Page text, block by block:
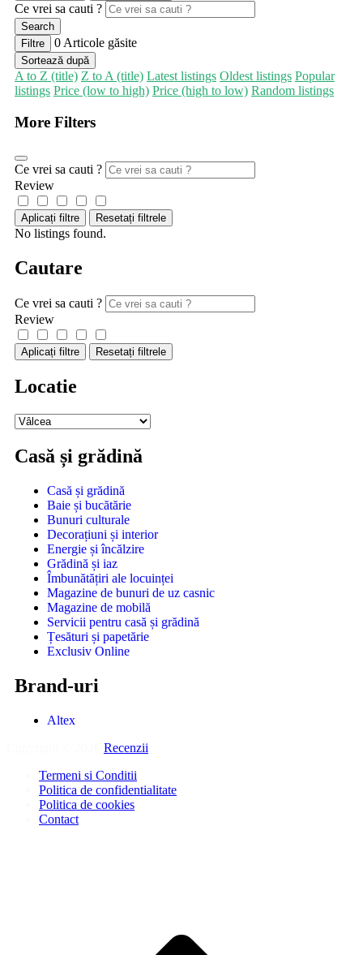
Ce vrei sa cauti ?
Search
Filtre
0 Articole găsite
Sortează după
A to Z (title) Z to A (title) Latest listings Oldest listings Popular
listings Price (low to high) Price (high to low) Random listings
More Filters
Ce vrei sa cauti ?
Review
Aplicați filtre Resetați filtrele
No listings found.
Cautare
Ce vrei sa cauti ?
Review
Aplicați filtre Resetați filtrele
Locatie
Casă și grădină
Casă și grădină
Baie și bucătărie
Bunuri culturale
Decorațiuni și interior
Energie și încălzire
Grădină și iaz
Îmbunătățiri ale locuinței
Magazine de bunuri de uz casnic
Magazine de mobilă
Servicii pentru casă și grădină
Țesături și papetărie
Exclusiv Online
Brand-uri
Altex
Recenzii
Termeni si Conditii
Politica de confidentialitate
Politica de cookies
Contact